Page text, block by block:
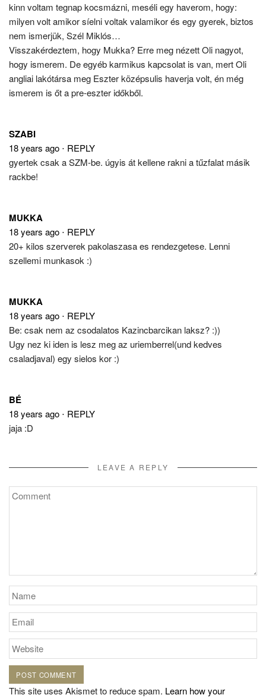
kinn voltam tegnap kocsmázni, meséli egy haverom, hogy:
milyen volt amikor síelni voltak valamikor és egy gyerek, biztos
nem ismerjük, Szél Miklós…
Visszakérdeztem, hogy Mukka? Erre meg nézett Oli nagyot,
hogy ismerem. De egyéb karmikus kapcsolat is van, mert Oli
angliai lakótársa meg Eszter középsulis haverja volt, én még
ismerem is őt a pre-eszter időkből.
SZABI
18 years ago ⋅ REPLY
gyertek csak a SZM-be. úgyis át kellene rakni a tűzfalat másik
rackbe!
MUKKA
18 years ago ⋅ REPLY
20+ kilos szerverek pakolaszasa es rendezgetese. Lenni
szellemi munkasok :)
MUKKA
18 years ago ⋅ REPLY
Be: csak nem az csodalatos Kazincbarcikan laksz? :))
Ugy nez ki iden is lesz meg az uriemberrel(und kedves
csaladjaval) egy sielos kor :)
BÉ
18 years ago ⋅ REPLY
jaja :D
LEAVE A REPLY
This site uses Akismet to reduce spam. Learn how your